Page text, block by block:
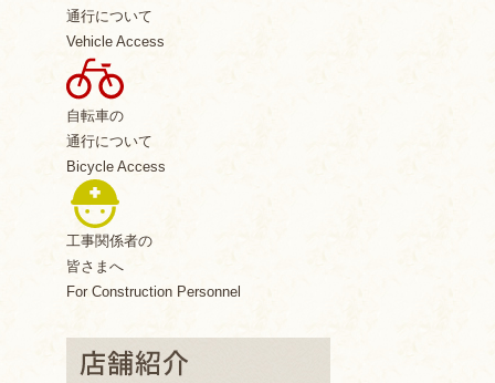
通行について
Vehicle Access
自転車の
通行について
Bicycle Access
工事関係者の
皆さまへ
For Construction Personnel